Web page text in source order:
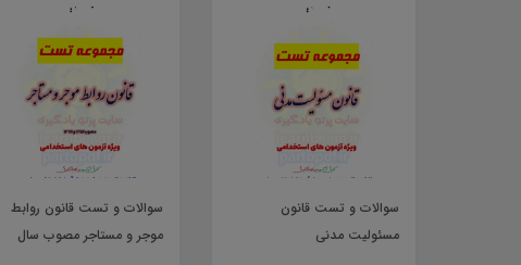
سوالات و تست قانون
مسئولیت مدنی
سوالات و تست قانون روابط
موجر و مستاجر مصوب سال